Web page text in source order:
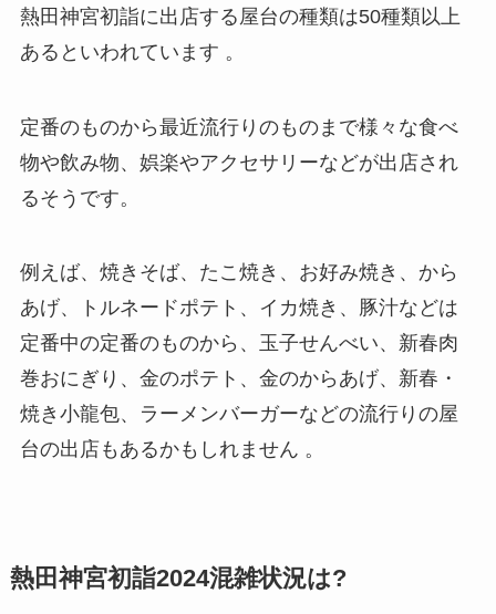
熱田神宮初詣に出店する屋台の種類は50種類以上
あるといわれています 。
定番のものから最近流行りのものまで様々な食べ
物や飲み物、娯楽やアクセサリーなどが出店され
るそうです。
例えば、焼きそば、たこ焼き、お好み焼き、から
あげ、トルネードポテト、イカ焼き、豚汁などは
定番中の定番のものから、玉子せんべい、新春肉
巻おにぎり、金のポテト、金のからあげ、新春・
焼き小龍包、ラーメンバーガーなどの流行りの屋
台の出店もあるかもしれません 。
熱田神宮初詣2024混雑状況は?